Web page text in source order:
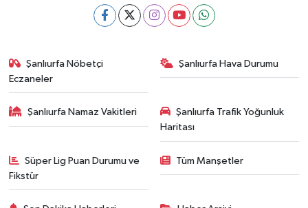
Şanlıurfa Nöbetçi
Eczaneler
Şanlıurfa Hava Durumu
Şanlıurfa Namaz Vakitleri
Şanlıurfa Trafik Yoğunluk
Haritası
Süper Lig Puan Durumu ve
Fikstür
Tüm Manşetler